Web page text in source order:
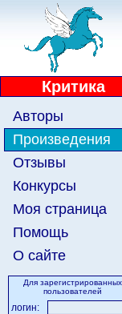
Критика
Авторы
Произведения
Отзывы
Конкурсы
Моя страница
Помощь
О сайте
Для зарегистрированных
пользователей
логин: